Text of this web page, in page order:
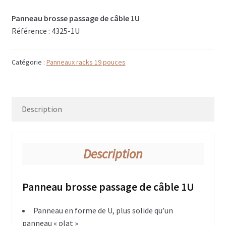
Flightcase avec tiroirs
Flightcases Terminal de paiement
Malle rangement & stockage
Valises flightcases
Spécial valises outillage, Tools box
Panneau brosse passage de câble 1U
Référence : 4325-1U
Catégorie : Panneaux racks 19 pouces
Description
Description
Panneau brosse passage de câble 1U
Panneau en forme de U, plus solide qu’un
panneau « plat »